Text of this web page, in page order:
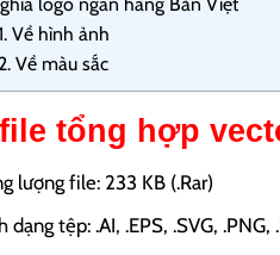
Về hình ảnh
Về màu sắc
file tổng hợp
lượng file: 233 KB (.Rar)
dạng tệp: .AI, .EPS, .SVG, .PNG,